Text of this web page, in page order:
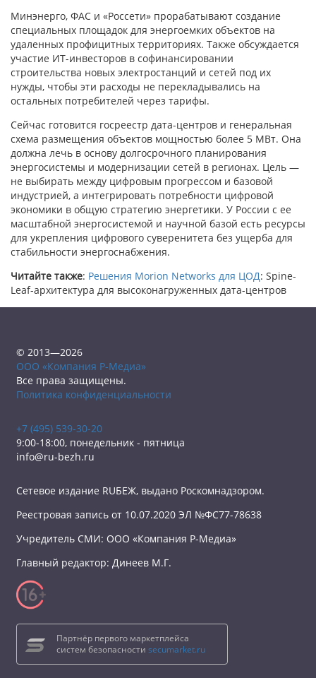
Минэнерго, ФАС и «Россети» прорабатывают создание
специальных площадок для энергоемких объектов на
удаленных профицитных территориях. Также обсуждается
участие ИТ-инвесторов в софинансировании
строительства новых электростанций и сетей под их
нужды, чтобы эти расходы не перекладывались на
остальных потребителей через тарифы.
Сейчас готовится госреестр дата-центров и генеральная
схема размещения объектов мощностью более 5 МВт. Она
должна лечь в основу долгосрочного планирования
энергосистемы и модернизации сетей в регионах. Цель —
не выбирать между цифровым прогрессом и базовой
индустрией, а интегрировать потребности цифровой
экономики в общую стратегию энергетики. У России с ее
масштабной энергосистемой и научной базой есть ресурсы
для укрепления цифрового суверенитета без ущерба для
стабильности энергоснабжения.
Читайте также: Решения Morion Networks для ЦОД: Spine-
Leaf-архитектура для высоконагруженных дата-центров
© 2013—2026
ООО «Компания Р-Медиа»
Все права защищены.
Политика конфиденциальности
+7 (495) 539-30-20
9:00-18:00, понедельник - пятница
info@ru-bezh.ru
Сетевое издание RUБЕЖ, выдано Роскомнадзором.
Реестровая запись от 10.07.2020 ЭЛ №ФС77-78638
Учредитель СМИ: ООО «Компания Р-Медиа»
Главный редактор: Динеев М.Г.
Партнёр первого маркетплейса
систем безопасности secumarket.ru